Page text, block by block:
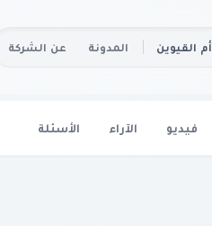
أم القيوين المدونة عن الشركة
فيديو الآراء الأسئلة